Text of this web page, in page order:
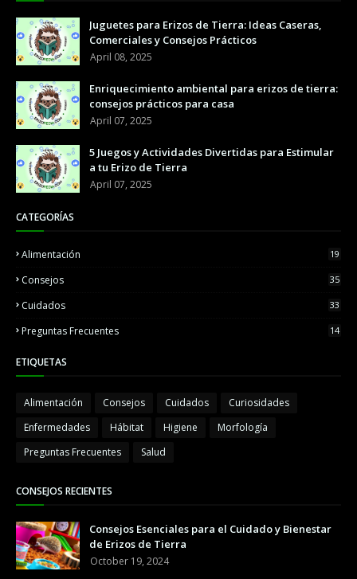
Juguetes para Erizos de Tierra: Ideas Caseras,
Comerciales y Consejos Prácticos
April 08, 2025
Enriquecimiento ambiental para erizos de tierra:
consejos prácticos para casa
April 07, 2025
5 Juegos y Actividades Divertidas para Estimular
a tu Erizo de Tierra
April 07, 2025
CATEGORÍAS
Alimentación 19
Consejos 35
Cuidados 33
Preguntas Frecuentes 14
ETIQUETAS
Alimentación Consejos Cuidados
Curiosidades
Enfermedades
Hábitat Higiene
Morfología
Preguntas Frecuentes
Salud
CONSEJOS RECIENTES
Consejos Esenciales para el Cuidado y Bienestar
de Erizos de Tierra
October 19, 2024